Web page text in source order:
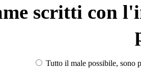
scritti con
Tutto il male possibile, sono